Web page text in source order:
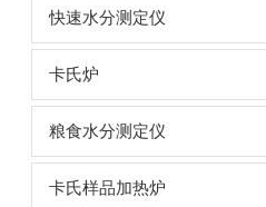
快速水分测定仪
卡氏炉
粮食水分测定仪
卡氏样品加热炉